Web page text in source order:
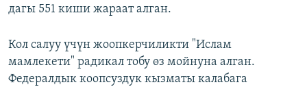
дагы 551 киши жараат алган.
Кол салуу үчүн жоопкерчиликти "Ислам
мамлекети" радикал тобу өз мойнуна алган.
Федералдык коопсуздук кызматы калабага